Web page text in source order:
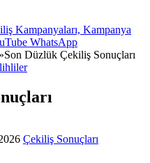
WhatsApp
»Son Düzlük Çekiliş Sonuçları
Çekiliş Sonuçları